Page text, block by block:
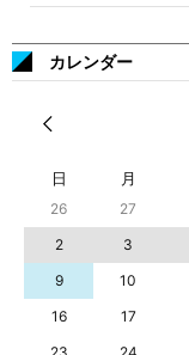
カレンダー
日 月
26 27
2
3
9
10
16
17